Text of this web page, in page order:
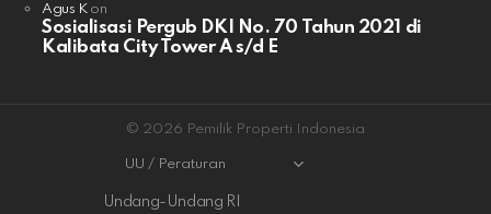
Agus Kon
Sosialisasi Pergub DKI No. 70 Tahun 2021 di
Kalibata City Tower A s/d E
© 2026 Pemilik Properti Indonesia
UU / Peraturan
Undang-Undang RI